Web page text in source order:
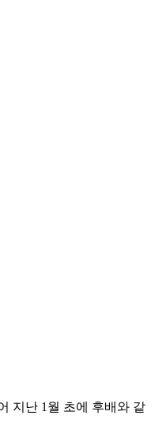
지난 1월 초에 후배와 같